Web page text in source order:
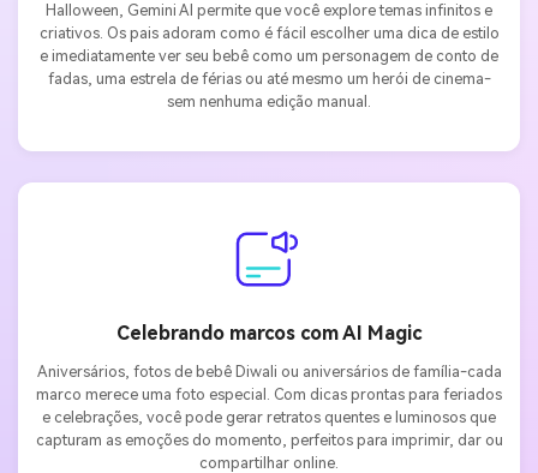
Halloween, Gemini AI permite que você explore temas infinitos e
criativos. Os pais adoram como é fácil escolher uma dica de estilo
e imediatamente ver seu bebê como um personagem de conto de
fadas, uma estrela de férias ou até mesmo um herói de cinema-
sem nenhuma edição manual.
Celebrando marcos com AI Magic
Aniversários, fotos de bebê Diwali ou aniversários de família-cada
marco merece uma foto especial. Com dicas prontas para feriados
e celebrações, você pode gerar retratos quentes e luminosos que
capturam as emoções do momento, perfeitos para imprimir, dar ou
compartilhar online.